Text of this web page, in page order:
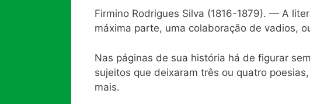
Firmino Rodrigues Silva (1816-1879). — A
máxima parte, uma colaboração de vadios,
Nas páginas de sua história há de figurar
sujeitos que deixaram três ou quatro
mais.